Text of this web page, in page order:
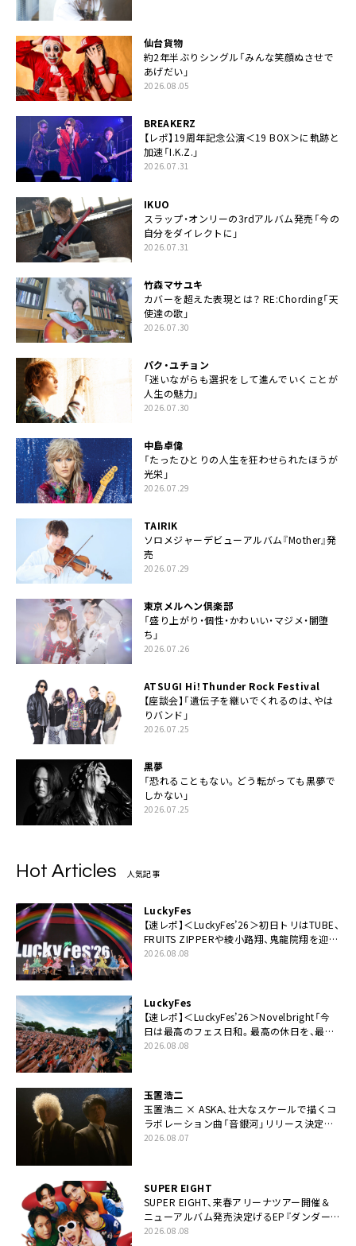
仙台貨物
約2年半ぶりシングル「みんな笑顔ぬさせで
あげだい」
2026.08.05
BREAKERZ
【レポ】19周年記念公演＜19 BOX＞に軌跡と
加速「I.K.Z.」
2026.07.31
IKUO
スラップ・オンリーの3rdアルバム発売「今の
自分をダイレクトに」
2026.07.31
竹森マサユキ
カバーを超えた表現とは？ RE:Chording「天
使達の歌」
2026.07.30
パク・ユチョン
「迷いながらも選択をして進んでいくことが
人生の魅力」
2026.07.30
中島卓偉
「たったひとりの人生を狂わせられたほうが
光栄」
2026.07.29
TAIRIK
ソロメジャーデビューアルバム『Mother』発
売
2026.07.29
東京メルヘン倶楽部
「盛り上がり・個性・かわいい・マジメ・闇堕
ち」
2026.07.26
ATSUGI Hi！Thunder Rock Festival
【座談会】「遺伝子を継いでくれるのは、やは
りバンド」
2026.07.25
黒夢
「恐れることもない。どう転がっても黒夢で
しかない」
2026.07.25
Hot Articles 人気記事
LuckyFes
【速レポ】＜LuckyFes’26＞初日トリはTUBE、
FRUITS ZIPPERや綾小路翔、鬼龍院翔を迎え
た豪華コラボも「知ってたらぜひ一緒に歌っ
2026.08.08
LuckyFes
【速レポ】＜LuckyFes’26＞Novelbright「今
日は最高のフェス日和。最高の休日を、最高
の夏休みを作っていきたい」
2026.08.08
玉置浩二
玉置浩二 × ASKA、壮大なスケールで描くコ
ラボレーション曲「音銀河」リリース決定。
カップリングには新曲「命の宿り」収録も
2026.08.07
SUPER EIGHT
SUPER EIGHT、来春アリーナツアー開催＆
ニューアルバム発売決定げるEP『ダンダー
ラ』本日リリース
2026.08.08